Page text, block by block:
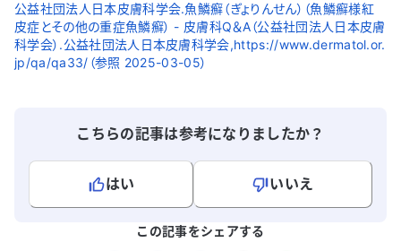
公益社団法人日本皮膚科学会.魚鱗癬（ぎょりんせん）（魚鱗癬様紅
皮症とその他の重症魚鱗癬） - 皮膚科Q＆A（公益社団法人日本皮膚
科学会）.公益社団法人日本皮膚科学会,https://www.dermatol.or.
jp/qa/qa33/（参照 2025-03-05）
こちらの記事は参考になりましたか？
はい
いいえ
この記事をシェアする